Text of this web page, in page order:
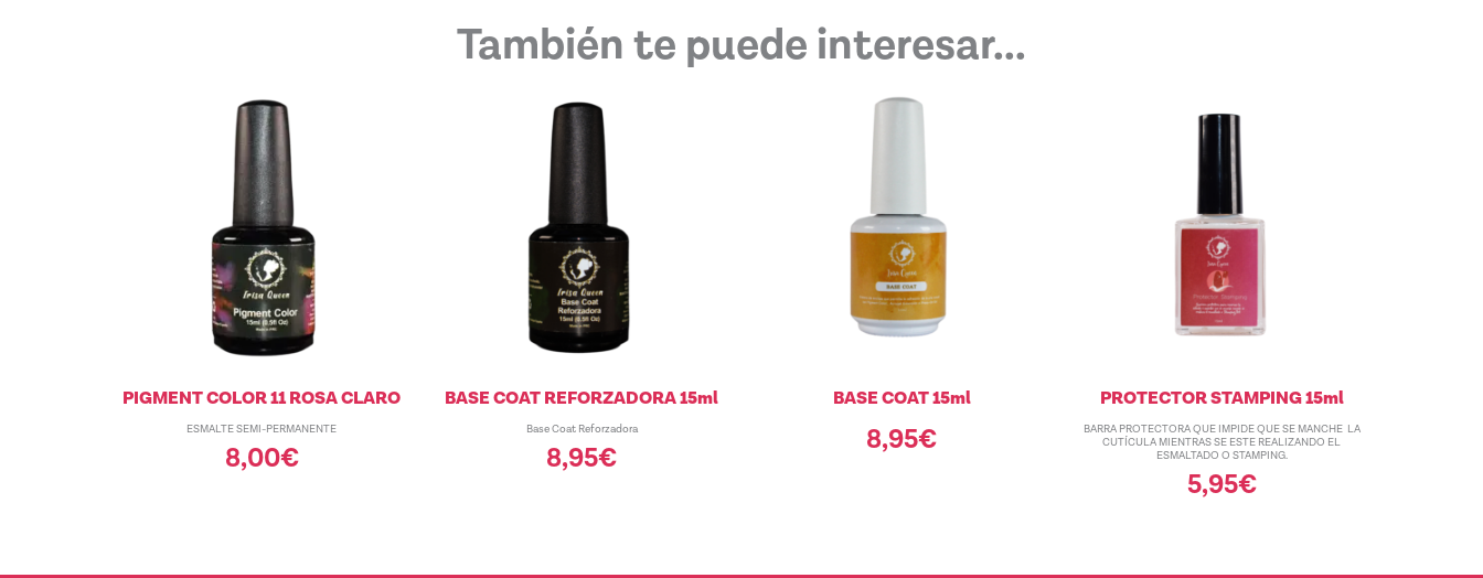
También te puede interesar...
PIGMENT COLOR 11 ROSA CLARO
ESMALTE SEMI-PERMANENTE
8,00€
BASE COAT REFORZADORA 15ml
Base Coat Reforzadora
8,95€
BASE COAT 15ml
8,95€
PROTECTOR STAMPING 15ml
BARRA PROTECTORA QUE IMPIDE QUE SE MANCHE LA
CUTÍCULA MIENTRAS SE ESTE REALIZANDO EL
ESMALTADO O STAMPING.
5,95€